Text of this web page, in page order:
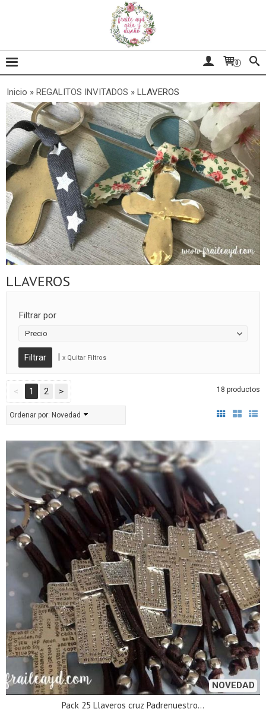
0
Inicio » REGALITOS INVITADOS » LLAVEROS
LLAVEROS
Filtrar por
Precio
| x Quitar Filtros
< 1 2 > 18 productos
Ordenar por: Novedad
NOVEDAD
Pack 25 Llaveros cruz Padrenuestro...